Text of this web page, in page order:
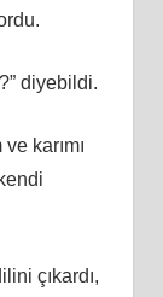
diyebildi.
karımı
çıkardı,